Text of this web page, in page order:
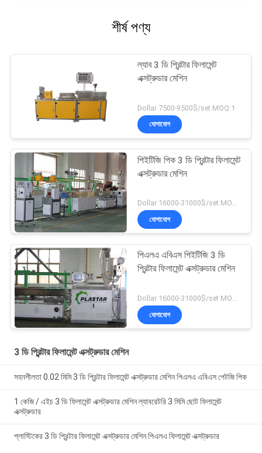
শীর্ষ পণ্য
ল্যাব 3 ডি প্রিন্টার ফিলামেন্ট
এক্সট্রুডার মেশিন
Dollar 7500-9500$/set MOQ:1
যোগাযোগ
পিইটিজি পিক 3 ডি প্রিন্টার ফিলামেন্ট
এক্সট্রুডার মেশিন
Dollar 16000-31000$/set MOQ:1
যোগাযোগ
পিএলএ এবিএস পিইটিজি 3 ডি
প্রিন্টার ফিলামেন্ট এক্সট্রুডার মেশিন
Dollar 16000-31000$/set MOQ:1
যোগাযোগ
3 ডি প্রিন্টার ফিলামেন্ট এক্সট্রুডার মেশিন
সহনশীলতা 0.02 মিমি 3 ডি প্রিন্টার ফিলামেন্ট এক্সট্রুডার মেশিন পিএলএ এবিএস পেটজি পিক
1 কেজি / এইচ 3 ডি ফিলামেন্ট এক্সট্রুডার মেশিন ল্যাবরেটরি 3 মিমি ছোট ফিলামেন্ট
এক্সট্রুডার
প্লাস্টিকের 3 ডি প্রিন্টার ফিলামেন্ট এক্সট্রুডার মেশিন পিএলএ ফিলামেন্ট এক্সট্রুডার